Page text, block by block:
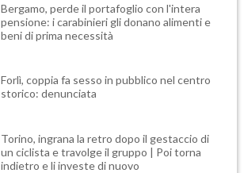
Bergamo, perde il portafoglio con l'intera
pensione: i carabinieri gli donano alimenti e
beni di prima necessità
Forlì, coppia fa sesso in pubblico nel centro
storico: denunciata
Torino, ingrana la retro dopo il gestaccio di
un ciclista e travolge il gruppo | Poi torna
indietro e li investe di nuovo